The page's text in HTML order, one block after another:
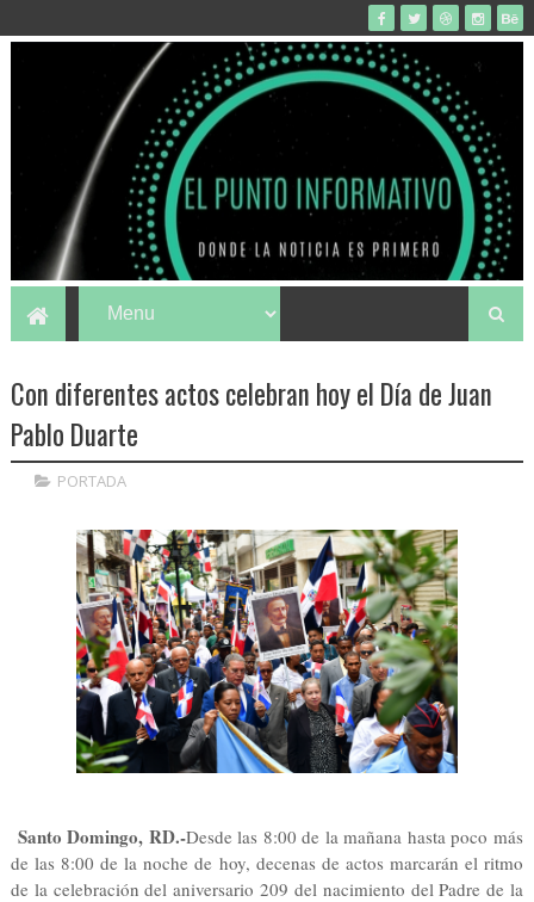
Con diferentes actos celebran hoy el Día de Juan
Pablo Duarte
PORTADA
Santo Domingo, RD.-Desde las 8:00 de la mañana hasta poco más
de las 8:00 de la noche de hoy, decenas de actos marcarán el ritmo
de la celebración del aniversario 209 del nacimiento del Padre de la